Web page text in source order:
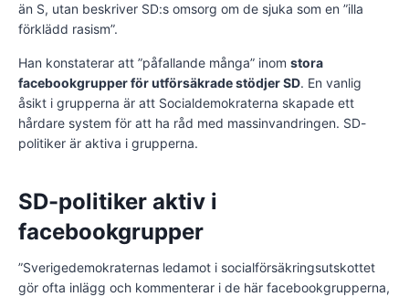
än S, utan beskriver SD:s omsorg om de sjuka som en ”illa
förklädd rasism”.
Han konstaterar att ”påfallande många” inom stora
facebookgrupper för utförsäkrade stödjer SD. En vanlig
åsikt i grupperna är att Socialdemokraterna skapade ett
hårdare system för att ha råd med massinvandringen. SD-
politiker är aktiva i grupperna.
SD-politiker aktiv i
facebookgrupper
”Sverigedemokraternas ledamot i socialförsäkringsutskottet
gör ofta inlägg och kommenterar i de här facebookgrupperna,